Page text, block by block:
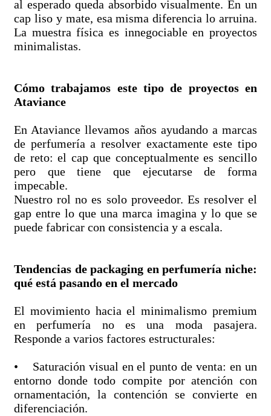
al esperado queda absorbido visualmente. En un
cap liso y mate, esa misma diferencia lo arruina.
La muestra física es innegociable en proyectos
minimalistas.
Cómo trabajamos este tipo de proyectos en
Ataviance
En Ataviance llevamos años ayudando a marcas
de perfumería a resolver exactamente este tipo
de reto: el cap que conceptualmente es sencillo
pero que tiene que ejecutarse de forma
impecable.
Nuestro rol no es solo proveedor. Es resolver el
gap entre lo que una marca imagina y lo que se
puede fabricar con consistencia y a escala.
Tendencias de packaging en perfumería niche:
qué está pasando en el mercado
El movimiento hacia el minimalismo premium
en perfumería no es una moda pasajera.
Responde a varios factores estructurales:
• Saturación visual en el punto de venta: en un
entorno donde todo compite por atención con
ornamentación, la contención se convierte en
diferenciación.